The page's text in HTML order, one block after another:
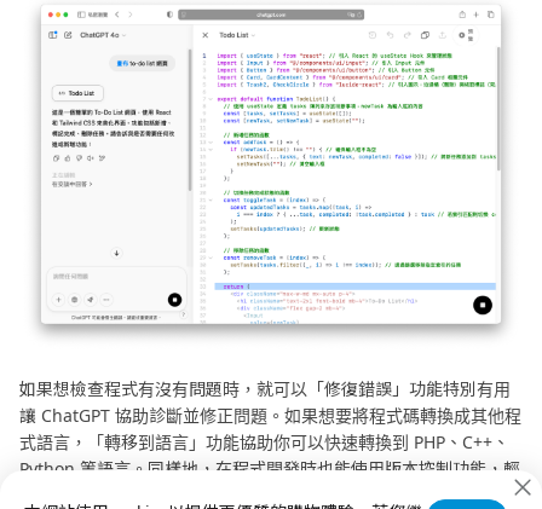
如果想檢查程式有沒有問題時，就可以「修復錯誤」功能特別有用
讓 ChatGPT 協助診斷並修正問題。如果想要將程式碼轉換成其他程
式語言，「轉移到語言」功能協助你可以快速轉換到 PHP、C++、
Python 等語言。同樣地，在程式開發時也能使用版本控制功能，輕